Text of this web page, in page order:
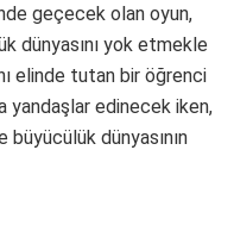
geçecek olan oyun,
dünyasını yok etmekle
elinde tutan bir öğrenci
yandaşlar edinecek iken,
dünyasının